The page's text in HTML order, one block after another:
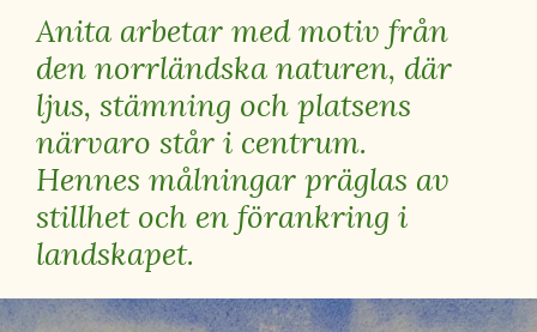
Anita arbetar med motiv från
den norrländska naturen, där
ljus, stämning och platsens
närvaro står i centrum.
Hennes målningar präglas av
stillhet och en förankring i
landskapet.